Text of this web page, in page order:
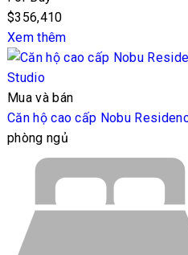
$356,410
Xem thêm
Mua và bán
Căn hộ cao cấp Nobu
phòng ngủ